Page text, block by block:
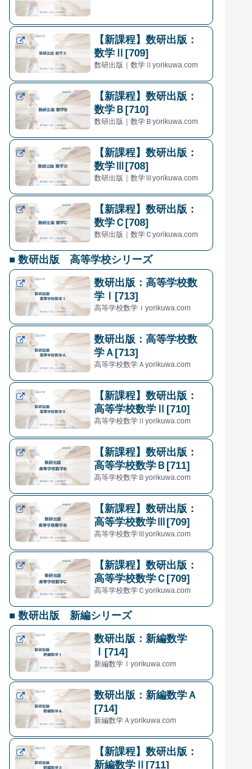
【新課程】数研出版：
数学Ⅱ[709]
数研出版｜数学Ⅱyorikuwa.com
【新課程】数研出版：
数学Ｂ[710]
数研出版｜数学Ｂyorikuwa.com
【新課程】数研出版：
数学Ⅲ[708]
数研出版｜数学Ⅲyorikuwa.com
【新課程】数研出版：
数学Ｃ[708]
数研出版｜数学Ｃyorikuwa.com
■ 数研出版 高等学校シリーズ
数研出版：高等学校数
学Ⅰ[713]
高等学校数学Ⅰyorikuwa.com
数研出版：高等学校数
学Ａ[713]
高等学校数学Ａyorikuwa.com
【新課程】数研出版：
高等学校数学Ⅱ[710]
高等学校数学Ⅱyorikuwa.com
【新課程】数研出版：
高等学校数学Ｂ[711]
高等学校数学Ｂyorikuwa.com
【新課程】数研出版：
高等学校数学Ⅲ[709]
高等学校数学Ⅲyorikuwa.com
【新課程】数研出版：
高等学校数学Ｃ[709]
高等学校数学Ｃyorikuwa.com
■ 数研出版 新編シリーズ
数研出版：新編数学
Ⅰ[714]
新編数学Ⅰyorikuwa.com
数研出版：新編数学Ａ
[714]
新編数学Ａyorikuwa.com
【新課程】数研出版：
新編数学Ⅱ[711]